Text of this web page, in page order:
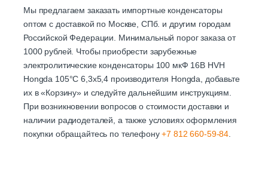
Мы предлагаем заказать импортные конденсаторы
оптом с доставкой по Москве, СПб. и другим городам
Российской Федерации. Минимальный порог заказа от
1000 рублей. Чтобы приобрести зарубежные
электролитические конденсаторы 100 мкФ 16В HVH
Hongda 105°C 6,3х5,4 производителя Hongda, добавьте
их в «Корзину» и следуйте дальнейшим инструкциям.
При возникновении вопросов о стоимости доставки и
наличии радиодеталей, а также условиях оформления
покупки обращайтесь по телефону+7 812 660-59-84.